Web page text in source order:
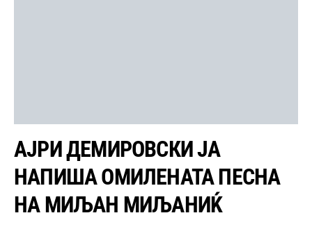
АЈРИ ДЕМИРОВСКИ ЈА
НАПИША ОМИЛЕНАТА ПЕСНА
НА МИЉАН МИЉАНИЌ